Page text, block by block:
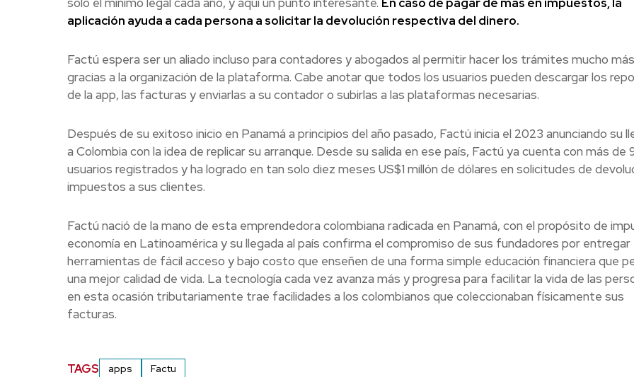
aplicación ayuda a cada persona a solicitar la devolución respectiva del dinero.
Factú espera ser un aliado incluso para contadores y abogados al permitir hacer los trámites mucho
gracias a la organización de la plataforma. Cabe anotar que todos los usuarios pueden descargar los
de la app, las facturas y enviarlas a su contador o subirlas a las plataformas necesarias.
Después de su exitoso inicio en Panamá a principios del año pasado, Factú inicia el 2023 anunciando su
a Colombia con la idea de replicar su arranque. Desde su salida en ese país, Factú ya cuenta con más de
usuarios registrados y ha logrado en tan solo diez meses US$1 millón de dólares en solicitudes de
impuestos a sus clientes.
Factú nació de la mano de esta emprendedora colombiana radicada en Panamá, con el propósito de
economía en Latinoamérica y su llegada al país confirma el compromiso de sus fundadores por entregar
herramientas de fácil acceso y bajo costo que enseñen de una forma simple educación financiera que
una mejor calidad de vida. La tecnología cada vez avanza más y progresa para facilitar la vida de las
en esta ocasión tributariamente trae facilidades a los colombianos que coleccionaban físicamente sus
facturas.
TAGS apps Factu